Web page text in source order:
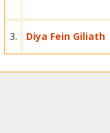
3. Diya Fein Giliath